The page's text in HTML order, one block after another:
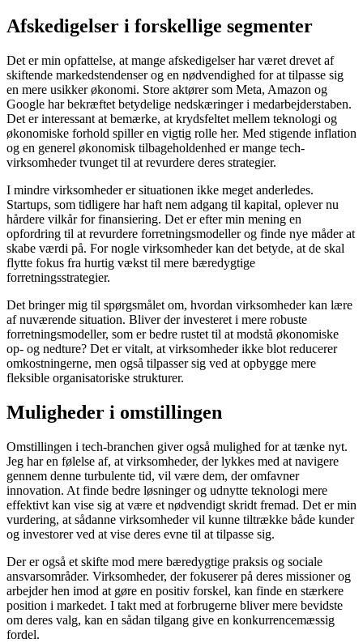
Afskedigelser i forskellige segmenter
Det er min opfattelse, at mange afskedigelser har været drevet af
skiftende markedstendenser og en nødvendighed for at tilpasse sig
en mere usikker økonomi. Store aktører som Meta, Amazon og
Google har bekræftet betydelige nedskæringer i medarbejderstaben.
Det er interessant at bemærke, at krydsfeltet mellem teknologi og
økonomiske forhold spiller en vigtig rolle her. Med stigende inflation
og en generel økonomisk tilbageholdenhed er mange tech-
virksomheder tvunget til at revurdere deres strategier.
I mindre virksomheder er situationen ikke meget anderledes.
Startups, som tidligere har haft nem adgang til kapital, oplever nu
hårdere vilkår for finansiering. Det er efter min mening en
opfordring til at revurdere forretningsmodeller og finde nye måder at
skabe værdi på. For nogle virksomheder kan det betyde, at de skal
flytte fokus fra hurtig vækst til mere bæredygtige
forretningsstrategier.
Det bringer mig til spørgsmålet om, hvordan virksomheder kan lære
af nuværende situation. Bliver der investeret i mere robuste
forretningsmodeller, som er bedre rustet til at modstå økonomiske
op- og nedture? Det er vitalt, at virksomheder ikke blot reducerer
omkostningerne, men også tilpasser sig ved at opbygge mere
fleksible organisatoriske strukturer.
Muligheder i omstillingen
Omstillingen i tech-branchen giver også mulighed for at tænke nyt.
Jeg har en følelse af, at virksomheder, der lykkes med at navigere
gennem denne turbulente tid, vil være dem, der omfavner
innovation. At finde bedre løsninger og udnytte teknologi mere
effektivt kan vise sig at være et nødvendigt skridt fremad. Det er min
vurdering, at sådanne virksomheder vil kunne tiltrække både kunder
og investorer ved at vise deres evne til at tilpasse sig.
Der er også et skifte mod mere bæredygtige praksis og sociale
ansvarsområder. Virksomheder, der fokuserer på deres missioner og
arbejder hen imod at gøre en positiv forskel, kan finde en stærkere
position i markedet. I takt med at forbrugerne bliver mere bevidste
om deres valg, kan en sådan tilgang give en konkurrencemæssig
fordel.